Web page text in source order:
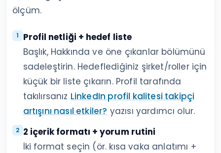
ölçüm.
Profil netliği + hedef liste
Başlık, Hakkında ve öne çıkanlar bölümünü
sadeleştirin. Hedeflediğiniz şirket/roller için
küçük bir liste çıkarın. Profil tarafında
takılırsanız LinkedIn profil kalitesi takipçi
artışını nasıl etkiler? yazısı yardımcı olur.
2 içerik formatı + yorum rutini
İki format seçin (ör. kısa vaka anlatımı +